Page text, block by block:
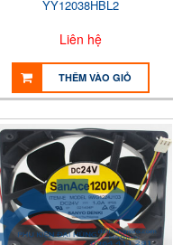
YY12038HBL2
Liên hệ
THÊM VÀO GIỎ